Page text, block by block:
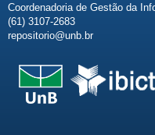
Coordenadoria de Gestão da
(61) 3107-2683
repositorio@unb.br